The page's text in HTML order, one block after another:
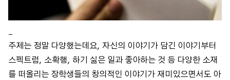
주제는 정말 다양했는데요, 자신의 이야기가 담긴 이야기부터
스펙트럼, 소확행, 하기 싫은 일과 좋아하는 것 등 다양한 소재
를 떠올리는 장학생들의 창의적인 이야기가 재미있으면서도 아